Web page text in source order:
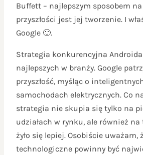
Buffett – najlepszym sposobem
przyszłości jest jej tworzenie. I
Google 🙂.
Strategia konkurencyjna
najlepszych w branży. Google
przyszłość, myśląc o
samochodach elektrycznych. Co
strategia nie skupia się tylko na
udziałach w rynku, ale również
żyło się lepiej. Osobiście uważam,
technologiczne powinny być